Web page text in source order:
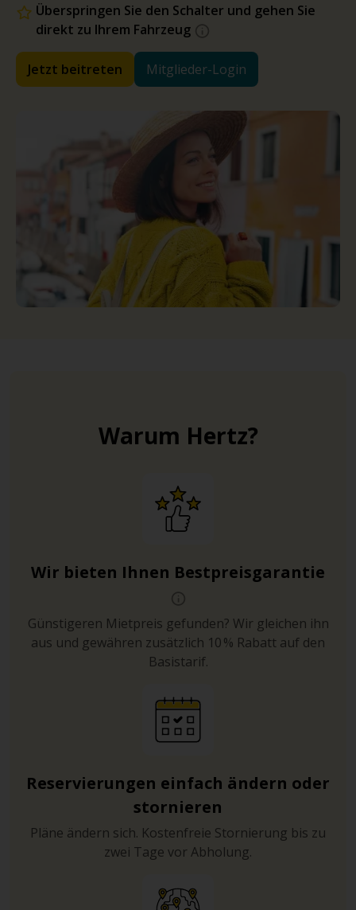
Überspringen Sie den Schalter und gehen Sie
direkt zu Ihrem Fahrzeug
Jetzt beitreten Mitglieder-Login
Warum Hertz?
Wir bieten Ihnen Bestpreisgarantie
Günstigeren Mietpreis gefunden? Wir gleichen ihn
aus und gewähren zusätzlich 10 % Rabatt auf den
Basistarif.
Reservierungen einfach ändern oder
stornieren
Pläne ändern sich. Kostenfreie Stornierung bis zu
zwei Tage vor Abholung.